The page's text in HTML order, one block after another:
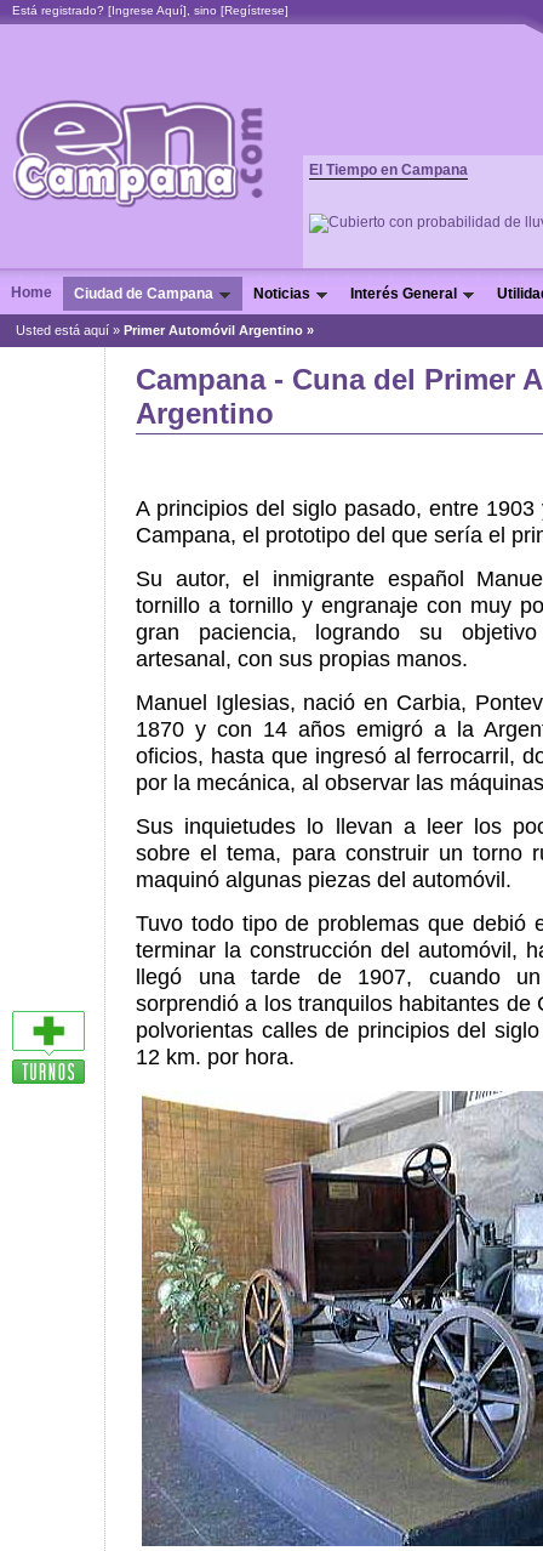
Está registrado? [Ingrese Aquí], sino [Regístrese]
El Tiempo en Campana
Home Ciudad de Campana Noticias Interés General
Usted está aquí » Primer Automóvil Argentino »
Campana - Cuna del Primer
Argentino
A principios del siglo pasado, entre
Campana, el prototipo del que sería el
Su autor, el inmigrante español
tornillo a tornillo y engranaje con muy
gran paciencia, logrando su
artesanal, con sus propias manos.
Manuel Iglesias, nació en Carbia,
1870 y con 14 años emigró a la
oficios, hasta que ingresó al ferrocarril,
por la mecánica, al observar las
Sus inquietudes lo llevan a leer los
sobre el tema, para construir un torno
maquinó algunas piezas del automóvil.
Tuvo todo tipo de problemas que debió
terminar la construcción del automóvil,
llegó una tarde de 1907, cuando un
sorprendió a los tranquilos habitantes de
polvorientas calles de principios del
12 km. por hora.